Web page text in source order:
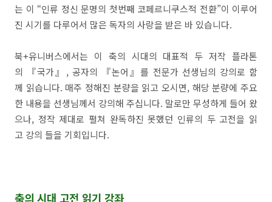
는 이 “인류 정신 문명의 첫번째 코페르니쿠스적 전환”이 이루어
진 시기를 다루어서 많은 독자의 사랑을 받은 바 있습니다.
북+유니버스에서는 이 축의 시대의 대표적 두 저작 플라톤
의 『국가』, 공자의 『논어』를 전문가 선생님의 강의로 함
께 읽습니다. 매주 정해진 분량을 읽고 오시면, 해당 분량에 주요
한 내용을 선생님께서 강의해 주십니다. 말로만 무성하게 들어 왔
으나, 정작 제대로 펼쳐 완독하진 못했던 인류의 두 고전을 읽
고 강의 들을 기회입니다.
축의 시대 고전 읽기 강좌